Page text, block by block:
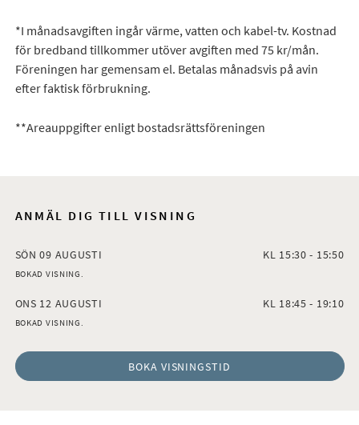
*I månadsavgiften ingår värme, vatten och kabel-tv. Kostnad
för bredband tillkommer utöver avgiften med 75 kr/mån.
Föreningen har gemensam el. Betalas månadsvis på avin
efter faktisk förbrukning.
**Areauppgifter enligt bostadsrättsföreningen
ANMÄL DIG TILL VISNING
SÖN 09 AUGUSTI KL 15:30 - 15:50
BOKAD VISNING.
ONS 12 AUGUSTI KL 18:45 - 19:10
BOKAD VISNING.
BOKA VISNINGSTID